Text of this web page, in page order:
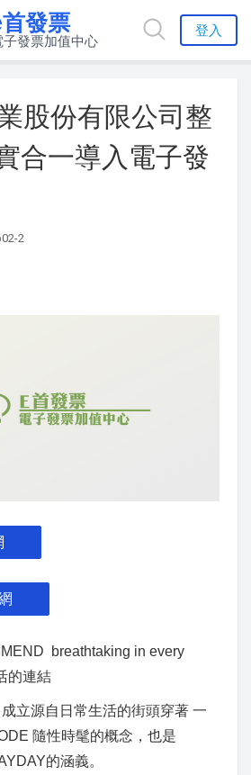
發票
子發票加值中心
登入
股份有限公司整
合一導入電子發
2
breathtaking in every
的連結
立源自日常生活的街頭穿著 一
隨性時髦的概念，也是
的涵義。